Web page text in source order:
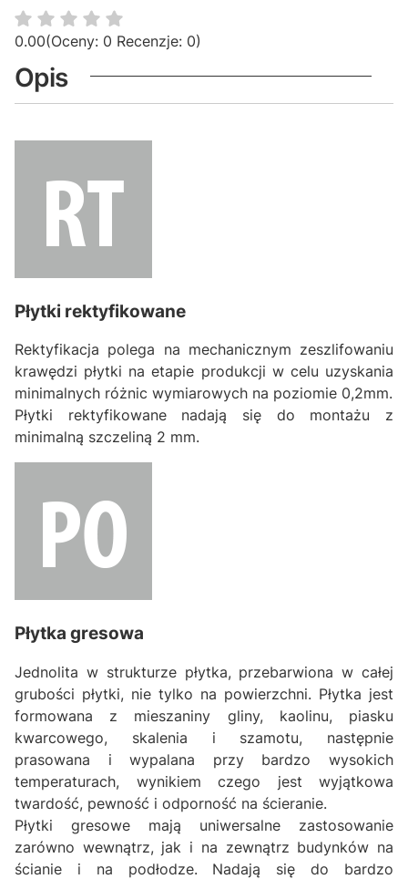
0.00(Oceny: 0 Recenzje: 0)
Opis
Płytki rektyfikowane
Rektyfikacja polega na mechanicznym zeszlifowaniu
krawędzi płytki na etapie produkcji w celu uzyskania
minimalnych różnic wymiarowych na poziomie 0,2mm.
Płytki rektyfikowane nadają się do montażu z
minimalną szczeliną 2 mm.
Płytka gresowa
Jednolita w strukturze płytka, przebarwiona w całej
grubości płytki, nie tylko na powierzchni. Płytka jest
formowana z mieszaniny gliny, kaolinu, piasku
kwarcowego, skalenia i szamotu, następnie
prasowana i wypalana przy bardzo wysokich
temperaturach, wynikiem czego jest wyjątkowa
twardość, pewność i odporność na ścieranie.
Płytki gresowe mają uniwersalne zastosowanie
zarówno wewnątrz, jak i na zewnątrz budynków na
ścianie i na podłodze. Nadają się do bardzo